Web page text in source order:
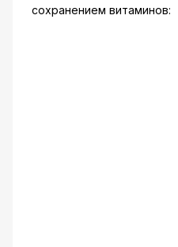
сохранением витаминов: